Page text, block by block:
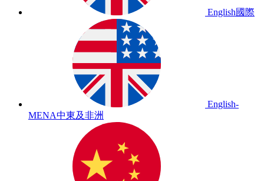
English國際
English-
MENA中東及非洲